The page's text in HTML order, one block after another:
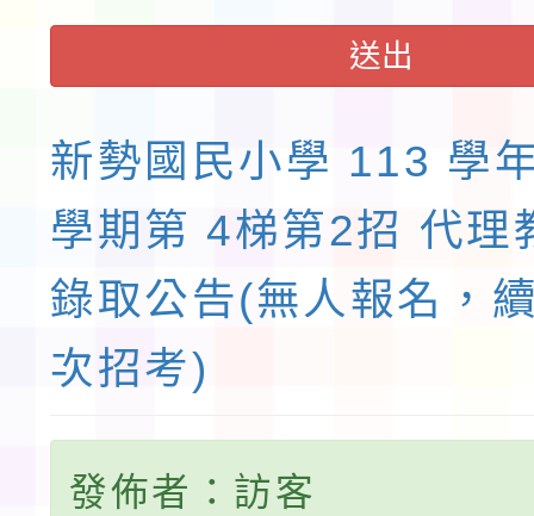
送出
新勢國民小學 113 學
學期第 4梯第2招 代理
錄取公告(無人報名，
次招考)
發佈者：訪客